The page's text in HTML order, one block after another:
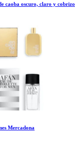
caoba oscuro, claro y cobrizo
Mercadona